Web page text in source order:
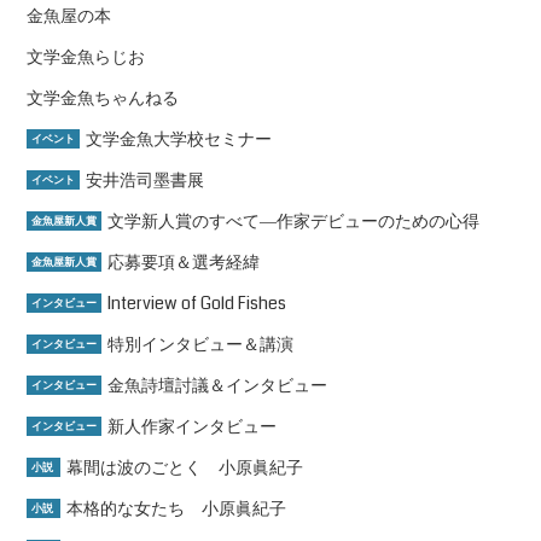
金魚屋の本
文学金魚らじお
文学金魚ちゃんねる
イベント 文学金魚大学校セミナー
イベント 安井浩司墨書展
金魚屋新人賞 文学新人賞のすべて―作家デビューのための心得
金魚屋新人賞 応募要項＆選考経緯
インタビュー Interview of Gold Fishes
インタビュー 特別インタビュー＆講演
インタビュー 金魚詩壇討議＆インタビュー
インタビュー 新人作家インタビュー
小説 幕間は波のごとく 小原眞紀子
小説
本格的な女たち 小原眞紀子